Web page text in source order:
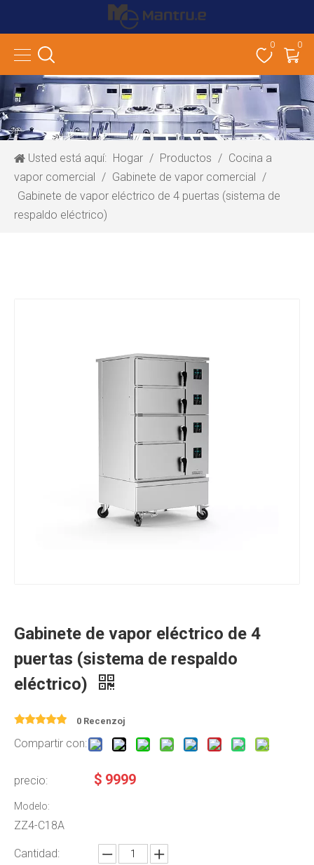
0 0
Usted está aquí: Hogar / Productos / Cocina a
vapor comercial
/ Gabinete de vapor comercial
/
Gabinete de vapor eléctrico de 4 puertas (sistema de
respaldo eléctrico)
Gabinete de vapor eléctrico de 4
puertas (sistema de respaldo
eléctrico)
0 Recenzoj
Compartir con:
precio: $ 9999
Modelo:
ZZ4-C18A
Cantidad: